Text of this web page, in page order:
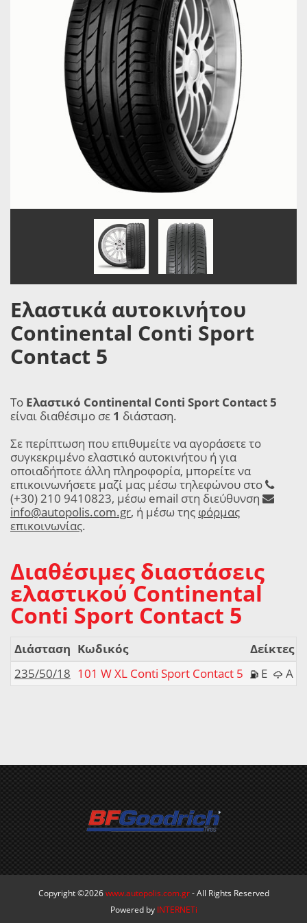
Ελαστικά αυτοκινήτου
Continental Conti Sport
Contact 5
Το Ελαστικό Continental Conti Sport Contact 5
είναι διαθέσιμο σε 1 διάσταση.
Σε περίπτωση που επιθυμείτε να αγοράσετε το
συγκεκριμένο ελαστικό αυτοκινήτου ή για
οποιαδήποτε άλλη πληροφορία, μπορείτε να
επικοινωνήσετε μαζί μας μέσω τηλεφώνου στο
(+30) 210 9410823, μέσω email στη διεύθυνση
info@autopolis.com.gr, ή μέσω της φόρμας
επικοινωνίας.
Διαθέσιμες διαστάσεις
ελαστικού Continental
Conti Sport Contact 5
Διάσταση Κωδικός
Δείκτες
235/50/18 101 W XL Conti Sport Contact 5 E A
Copyright ©2026www.autopolis.com.gr- All Rights Reserved
Powered by INTERNETi